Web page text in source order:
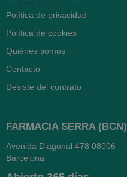
Política de privacidad
Política de cookies
Quiénes somos
Contacto
Desiste del contrato
FARMACIA SERRA (BCN)
Avenida Diagonal 478 08006 -
Barcelona